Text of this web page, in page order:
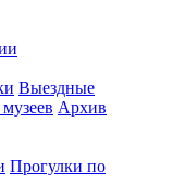
Выездные
Архив
Прогулки по